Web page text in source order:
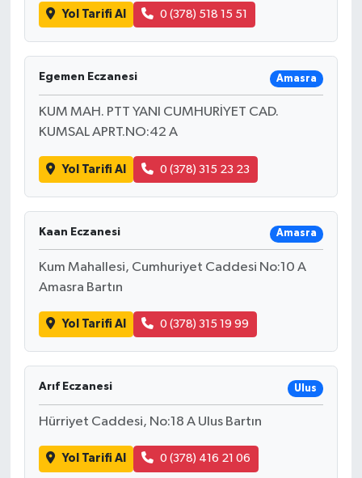
Yol Tarifi Al 0 (378) 518 15 51
Egemen Eczanesi Amasra
KUM MAH. PTT YANI CUMHURİYET CAD.
KUMSAL APRT.NO:42 A
Yol Tarifi Al 0 (378) 315 23 23
Kaan Eczanesi Amasra
Kum Mahallesi, Cumhuriyet Caddesi No:10 A
Amasra Bartın
Yol Tarifi Al 0 (378) 315 19 99
Arıf Eczanesi Ulus
Hürriyet Caddesi, No:18 A Ulus Bartın
Yol Tarifi Al 0 (378) 416 21 06